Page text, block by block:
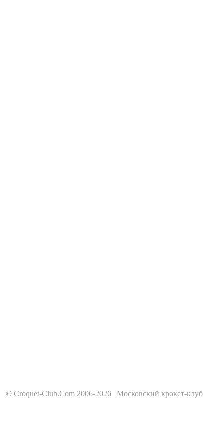
© Croquet-Club.Com 2006-2026 Московский крокет-клуб